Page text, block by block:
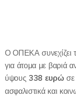
Ο ΟΠΕΚΑ συνεχίζει
για άτομα με βαριά
ύψους 338 ευρώ σε
ασφαλιστικά και